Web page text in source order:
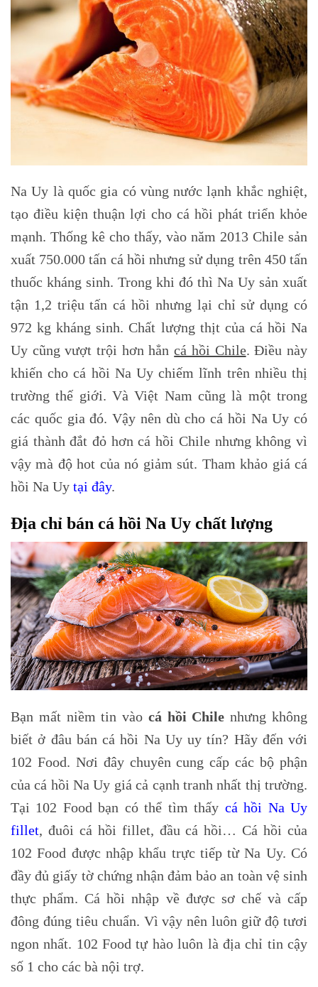
Na Uy là quốc gia có vùng nước lạnh khắc nghiệt,
tạo điều kiện thuận lợi cho cá hồi phát triển khỏe
mạnh. Thống kê cho thấy, vào năm 2013 Chile sản
xuất 750.000 tấn cá hồi nhưng sử dụng trên 450 tấn
thuốc kháng sinh. Trong khi đó thì Na Uy sản xuất
tận 1,2 triệu tấn cá hồi nhưng lại chỉ sử dụng có
972 kg kháng sinh. Chất lượng thịt của cá hồi Na
Uy cũng vượt trội hơn hẳncá hồi Chile. Điều này
khiến cho cá hồi Na Uy chiếm lĩnh trên nhiều thị
trường thế giới. Và Việt Nam cũng là một trong
các quốc gia đó. Vậy nên dù cho cá hồi Na Uy có
giá thành đắt đỏ hơn cá hồi Chile nhưng không vì
vậy mà độ hot của nó giảm sút. Tham khảo giá cá
hồi Na Uy tại đây.
Địa chỉ bán cá hồi Na Uy chất lượng
Bạn mất niềm tin vào cá hồi Chile nhưng không
biết ở đâu bán cá hồi Na Uy uy tín? Hãy đến với
102 Food. Nơi đây chuyên cung cấp các bộ phận
của cá hồi Na Uy giá cả cạnh tranh nhất thị trường.
Tại 102 Food bạn có thể tìm thấy cá hồi Na Uy
fillet, đuôi cá hồi fillet, đầu cá hồi… Cá hồi của
102 Food được nhập khẩu trực tiếp từ Na Uy. Có
đầy đủ giấy tờ chứng nhận đảm bảo an toàn vệ sinh
thực phẩm. Cá hồi nhập về được sơ chế và cấp
đông đúng tiêu chuẩn. Vì vậy nên luôn giữ độ tươi
ngon nhất. 102 Food tự hào luôn là địa chỉ tin cậy
số 1 cho các bà nội trợ.